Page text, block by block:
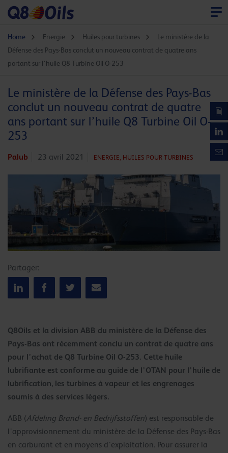
Home Energie Huiles pour turbines
Le ministère de la
Défense des Pays-Bas conclut un nouveau contrat de quatre ans
portant sur l’huile Q8 Turbine Oil O-253
Le ministère de la Défense des Pays-Bas
conclut un nouveau contrat de quatre
ans portant sur l’huile Q8 Turbine Oil O-
253
Palub 23 avril 2021 ENERGIE, HUILES POUR TURBINES
Partager:
Q8Oils et la division ABB du ministère de la Défense des
Pays-Bas ont récemment conclu un contrat de quatre ans
pour l’achat de Q8 Turbine Oil O-253. Cette huile
lubrifiante est conforme au guide de l’OTAN pour l’huile de
lubrification, les turbines à vapeur et les engrenages
soumis à des services légers.
ABB (Afdeling Brand- en Bedrijfsstoffen) est responsable de
l’approvisionnement du ministère de la Défense des Pays-Bas
en carburant et en moyens d’exploitation. Pour assurer la